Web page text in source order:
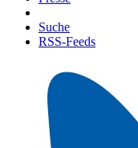
Suche
RSS-Feeds